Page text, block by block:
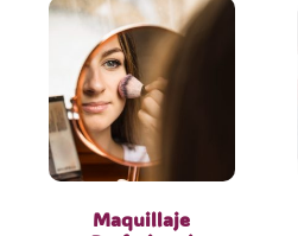
Maquillaje